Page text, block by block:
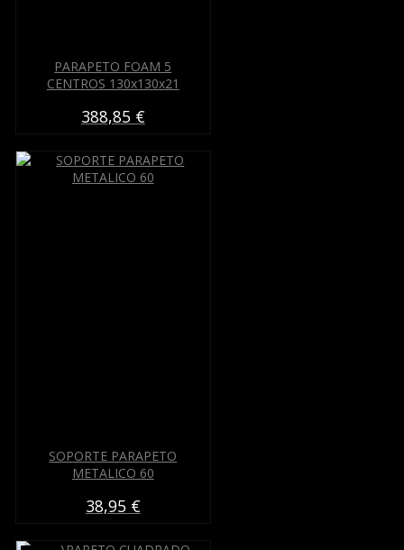
PARAPETO FOAM 5
CENTROS 130x130x21
388,85 €
SOPORTE PARAPETO
METALICO 60
38,95 €